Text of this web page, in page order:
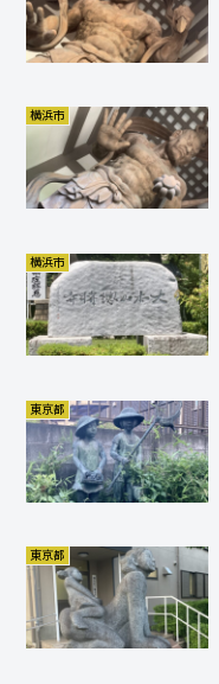
横浜市
横浜市
東京都
東京都